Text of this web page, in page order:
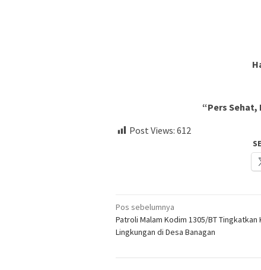
“Pers
Post Views: 612
Navigasi
pos
Pos sebelumnya
Patroli Malam Kodim 1305/BT Tingkatkan
Lingkungan di Desa Banagan